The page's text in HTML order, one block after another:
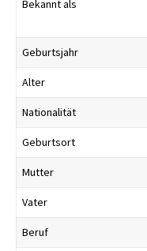
Bekannt als
Geburtsjahr
Alter
Nationalität
Geburtsort
Mutter
Vater
Beruf